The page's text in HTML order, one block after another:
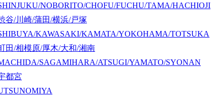
NOBORITO/CHOFU/FUCHU/TAMA/HACHIOJI
谷/川崎/蒲田/横浜/戸塚
KAWASAKI/KAMATA/YOKOHAMA/TOTSUKA
田/相模原/厚木/大和/湘南
SAGAMIHARA/ATSUGI/YAMATO/SYONAN
都宮